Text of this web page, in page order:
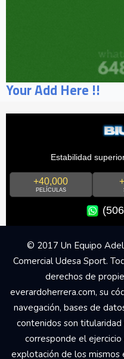
Your Add Here !!
Estabilidad
+40,000
PELÍCULAS
© 2017 Un Equipo
Comercial Udesa Sport.
derechos de
everardoherrera.com, su
navegación, bases de
contenidos son
corresponde el
explotación de los mismos